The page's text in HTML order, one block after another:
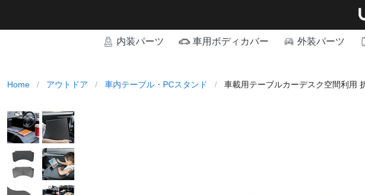
内装パーツ 車用ボディカバー 外装パーツ
Home / アウトドア / 車内テーブル・PCスタンド / 車載用テーブルカーデスク空間利用